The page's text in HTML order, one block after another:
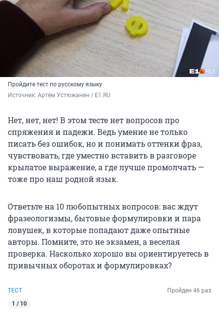
Пройдите тест по русскому языку
Источник: Артём Устюжанин / E1.RU
Нет, нет, нет! В этом тесте нет вопросов про
спряжения и падежи. Ведь умение не только
писать без ошибок, но и понимать оттенки фраз,
чувствовать, где уместно вставить в разговоре
крылатое выражение, а где лучше промолчать —
тоже про наш родной язык.
Ответьте на 10 любопытных вопросов: вас ждут
фразеологизмы, бытовые формулировки и пара
ловушек, в которые попадают даже опытные
авторы. Помните, это не экзамен, а веселая
проверка. Насколько хорошо вы ориентируетесь в
привычных оборотах и формулировках?
ТЕСТ
Пройден 46 раз
1 / 10